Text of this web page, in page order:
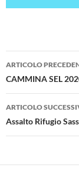
articolo
ARTICOLO
CAMMINA SEL
ARTICOLO
Assalto Rifugio